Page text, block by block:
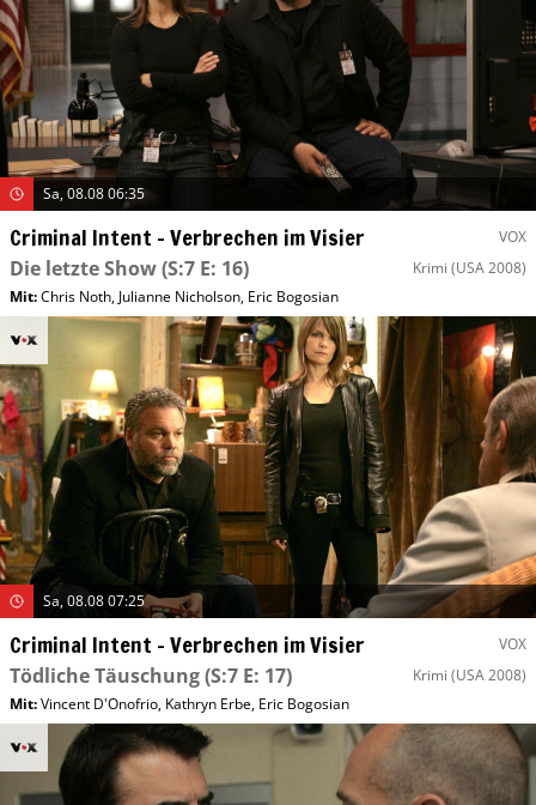
Sa, 08.08 06:35
Criminal Intent – Verbrechen im Visier VOX
Die letzte Show(S:7 E: 16) Krimi (USA 2008)
Mit:Chris Noth, Julianne Nicholson, Eric Bogosian
Sa, 08.08 07:25
Criminal Intent – Verbrechen im Visier VOX
Tödliche Täuschung(S:7 E: 17) Krimi (USA 2008)
Mit:Vincent D'Onofrio, Kathryn Erbe, Eric Bogosian